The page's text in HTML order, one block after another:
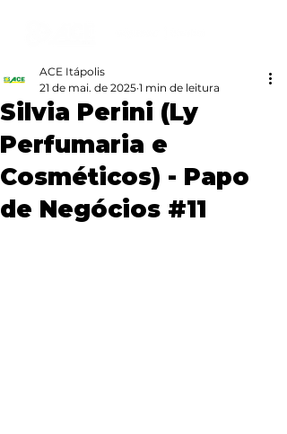
Silvia Perini (Ly
Perfumaria e
Cosméticos) - Papo
de Negócios #11
ACE Itápolis
21 de mai. de 2025 1 min de leitura